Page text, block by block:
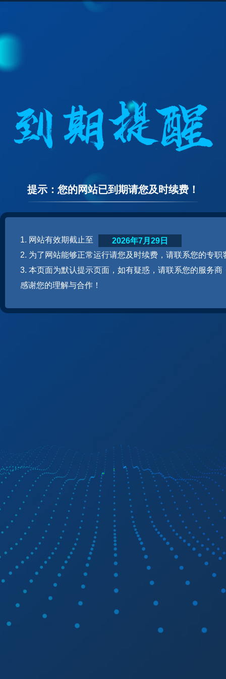
提示：您的网站已到期请您及时续费！
1. 网站有效期截止至
2. 为了网站能够正常运行请您及时续费，请联系您的专职
3. 本页面为默认提示页面，如有疑惑，请联系您的服务商
感谢您的理解与合作！
2026年7月29日